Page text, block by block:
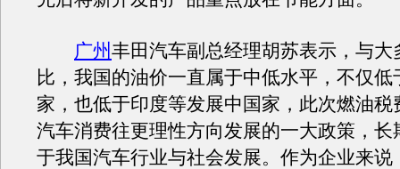
广州丰田汽车副总经理胡苏表示，与大
比，我国的油价一直属于中低水平，不仅低
家，也低于印度等发展中国家，此次燃油税
汽车消费往更理性方向发展的一大政策，长
于我国汽车行业与社会发展。作为企业来说